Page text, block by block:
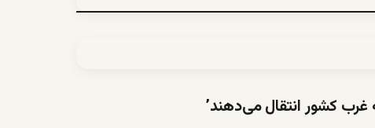
کشور انتقال می‌دهند’